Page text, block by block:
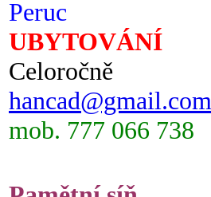
Peruc
UBYTOVÁNÍ
Celoročně
hancad@gmail.com
mob. 777 066 738